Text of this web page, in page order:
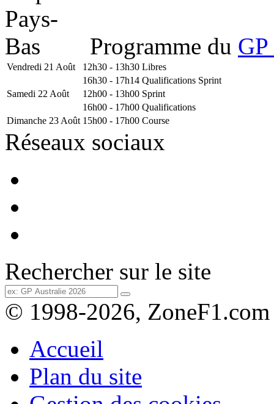
Programme du
Vendredi 21 Août 12h30 - 13h30 Libres
16h30 - 17h14 Qualifications Sprint
Samedi 22 Août
12h00 - 13h00 Sprint
16h00 - 17h00 Qualifications
Dimanche 23 Août 15h00 - 17h00 Course
Réseaux sociaux
Rechercher sur le site
© 1998-2026, ZoneF1.com
Accueil
Plan du site